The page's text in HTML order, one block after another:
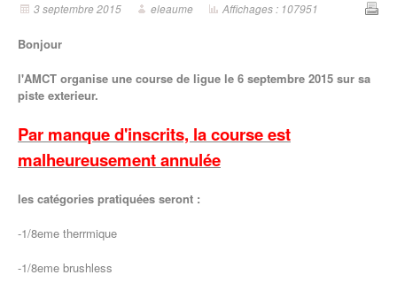
3 septembre 2015 eleaume Affichages : 107951
Bonjour
l'AMCT organise une course de ligue le 6 septembre 2015 sur sa
piste exterieur.
Par manque d'inscrits, la course est
malheureusement annulée
les catégories pratiquées seront :
-1/8eme therrmique
-1/8eme brushless